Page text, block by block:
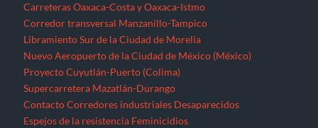
Carreteras Oaxaca-Costa y Oaxaca-Istmo
Corredor transversal Manzanillo-Tampico
Libramiento Sur de la Ciudad de Morelia
Nuevo Aeropuerto de la Ciudad de México (México)
Proyecto Cuyutlán-Puerto (Colima)
Supercarretera Mazatlán-Durango
Contacto Corredores industriales Desaparecidos
Espejos de la resistencia Feminicidios